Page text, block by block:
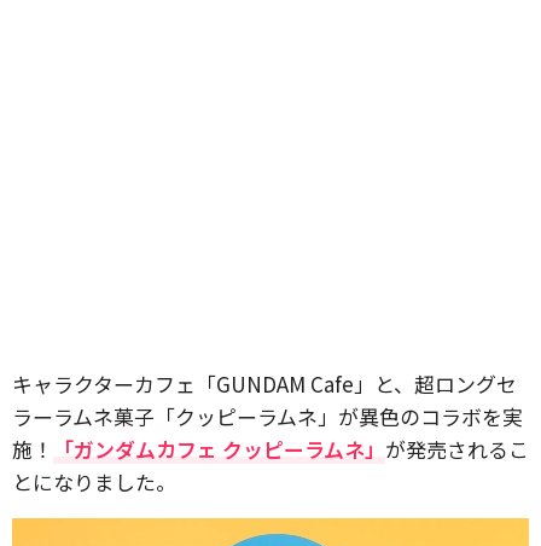
キャラクターカフェ「GUNDAM Cafe」と、超ロングセ
ラーラムネ菓子「クッピーラムネ」が異色のコラボを実
施！
「ガンダムカフェ クッピーラムネ」 が発売されるこ
とになりました。